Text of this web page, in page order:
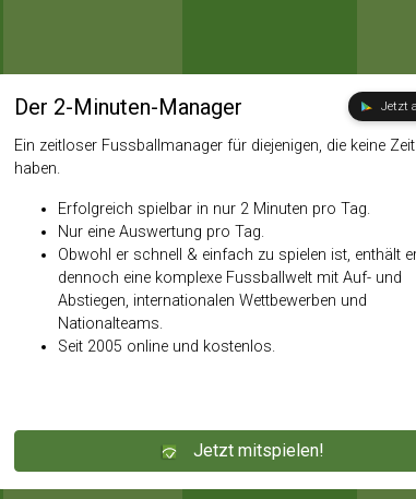
Der 2-Minuten-Manager Jetzt
Ein zeitloser Fussballmanager für diejenigen, die keine Zeit
haben.
Erfolgreich spielbar in nur 2 Minuten pro Tag.
Nur eine Auswertung pro Tag.
Obwohl er schnell & einfach zu spielen ist, enthält
dennoch eine komplexe Fussballwelt mit Auf- und
Abstiegen, internationalen Wettbewerben und
Nationalteams.
Seit 2005 online und kostenlos.
Jetzt mitspielen!